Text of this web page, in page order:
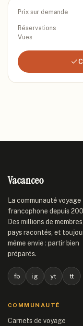
Prix sur demande
Réservations
Vues
Vacanceo
La communauté voyage
francophone depuis
Des millions de
pays racontés, et
même envie : partir bien
préparés.
fb ig yt tt
COMMUNAUTÉ
Carnets de voyage